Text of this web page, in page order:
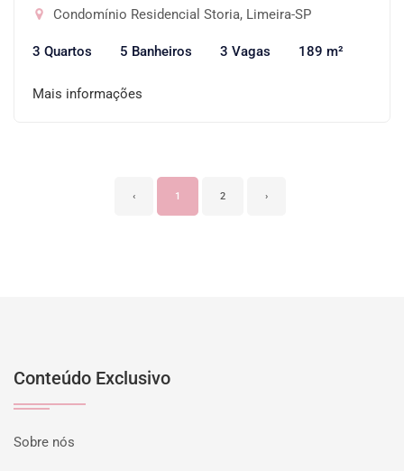
Condomínio Residencial Storia, Limeira-SP
3 Quartos 5 Banheiros 3 Vagas 189 m²
Mais informações
‹ 1 2 ›
Conteúdo Exclusivo
Sobre nós